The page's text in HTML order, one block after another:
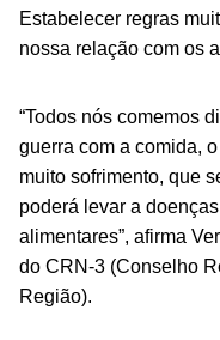
Estabelecer regras
nossa relação com os
“Todos nós comemos
guerra com a comida,
muito sofrimento, que
poderá levar a
alimentares”, afirma
do CRN-3 (Conselho
Região).